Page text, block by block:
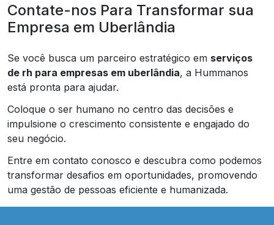
Contate-nos Para Transformar sua
Empresa em Uberlândia
Se você busca um parceiro estratégico em serviços
de rh para empresas em uberlândia, a Hummanos
está pronta para ajudar.
Coloque o ser humano no centro das decisões e
impulsione o crescimento consistente e engajado do
seu negócio.
Entre em contato conosco e descubra como podemos
transformar desafios em oportunidades, promovendo
uma gestão de pessoas eficiente e humanizada.